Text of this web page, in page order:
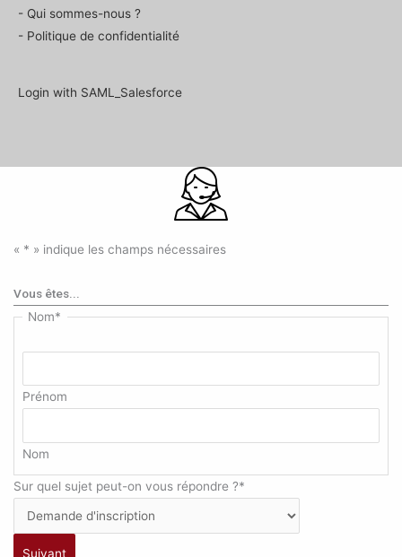
- Qui sommes-nous ?
- Politique de confidentialité
Login with SAML_Salesforce
« * » indique les champs nécessaires
Vous êtes...
Nom*
Prénom
Nom
Sur quel sujet peut-on vous répondre ?*
Suivant